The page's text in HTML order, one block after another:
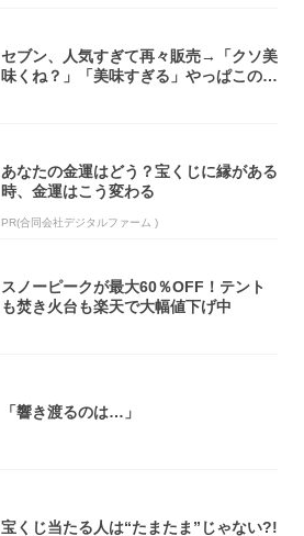
セブン、人気すぎて再々販売→「クソ美
味くね？」「美味すぎる」やっぱこのク
あなたの金運はどう？宝くじに縁がある
時、金運はこう変わる
PR(合同会社デジタルファーム )
スノーピークが最大60％OFF！テント
も焚き火台も楽天で大幅値下げ中
「響き渡るのは…」
宝くじ当たる人は“たまたま”じゃない?!